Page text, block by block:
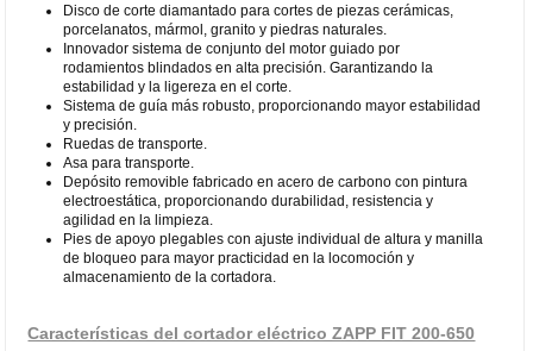
Disco de corte diamantado para cortes de piezas cerámicas,
porcelanatos, mármol, granito y piedras naturales.
Innovador sistema de conjunto del motor guiado por
rodamientos blindados en alta precisión. Garantizando la
estabilidad y la ligereza en el corte.
Sistema de guía más robusto, proporcionando mayor estabilidad
y precisión.
Ruedas de transporte.
Asa para transporte.
Depósito removible fabricado en acero de carbono con pintura
electroestática, proporcionando durabilidad, resistencia y
agilidad en la limpieza.
Pies de apoyo plegables con ajuste individual de altura y manilla
de bloqueo para mayor practicidad en la locomoción y
almacenamiento de la cortadora.
Características del cortador eléctrico ZAPP FIT 200-650